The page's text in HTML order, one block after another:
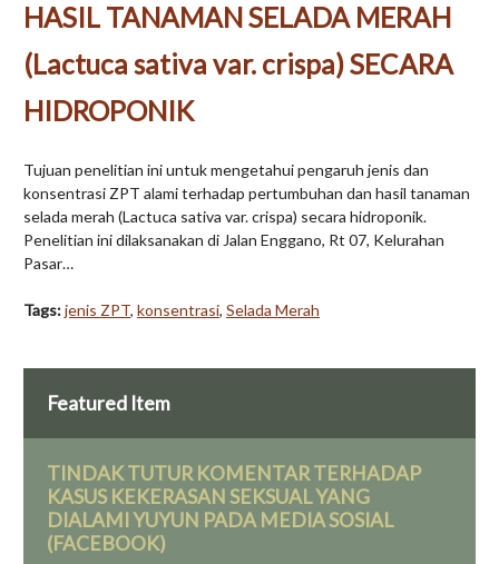
HASIL TANAMAN SELADA MERAH
(Lactuca sativa var. crispa) SECARA
HIDROPONIK
Tujuan penelitian ini untuk mengetahui pengaruh jenis dan
konsentrasi ZPT alami terhadap pertumbuhan dan hasil tanaman
selada merah (Lactuca sativa var. crispa) secara hidroponik.
Penelitian ini dilaksanakan di Jalan Enggano, Rt 07, Kelurahan
Pasar…
Tags:jenis ZPT, konsentrasi, Selada Merah
Featured Item
TINDAK TUTUR KOMENTAR TERHADAP
KASUS KEKERASAN SEKSUAL YANG
DIALAMI YUYUN PADA MEDIA SOSIAL
(FACEBOOK)